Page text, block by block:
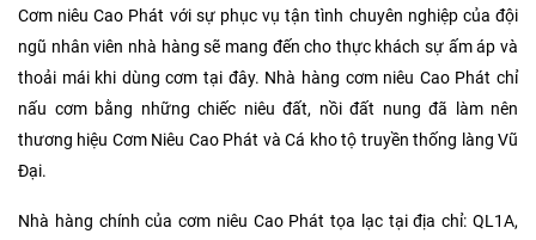
Cơm niêu Cao Phát với sự phục vụ tận tình chuyên nghiệp của đội
ngũ nhân viên nhà hàng sẽ mang đến cho thực khách sự ấm áp và
thoải mái khi dùng cơm tại đây. Nhà hàng cơm niêu Cao Phát chỉ
nấu cơm bằng những chiếc niêu đất, nồi đất nung đã làm nên
thương hiệu Cơm Niêu Cao Phát và Cá kho tộ truyền thống làng Vũ
Đại.
Nhà hàng chính của cơm niêu Cao Phát tọa lạc tại địa chỉ: QL1A,